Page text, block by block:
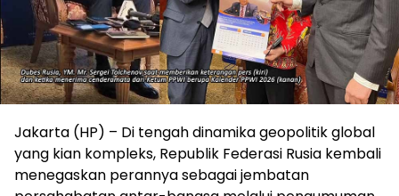
Jakarta (HP) – Di tengah dinamika geopolitik global
yang kian kompleks, Republik Federasi Rusia kembali
menegaskan perannya sebagai jembatan